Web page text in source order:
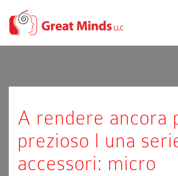
A rendere ancora
prezioso l una
accessori: micro